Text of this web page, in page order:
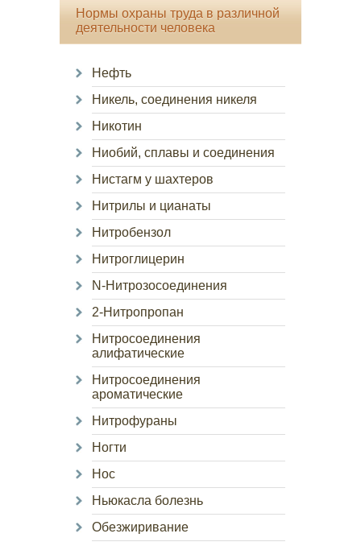
Нормы охраны труда в различной
деятельности человека
Нефть
Никель, соединения никеля
Никотин
Ниобий, сплавы и соединения
Нистагм у шахтеров
Нитрилы и цианаты
Нитробензол
Нитроглицерин
N-Нитрозосоединения
2-Нитропропан
Нитросоединения
алифатические
Нитросоединения
ароматические
Нитрофураны
Ногти
Нос
Ньюкасла болезнь
Обезжиривание